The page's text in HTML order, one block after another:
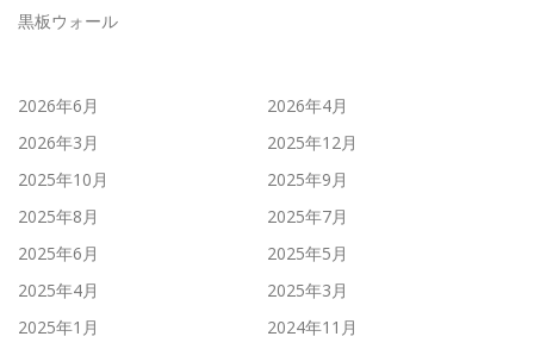
黒板ウォール
2026年6月
2026年4月
2026年3月
2025年12月
2025年10月
2025年9月
2025年8月
2025年7月
2025年6月
2025年5月
2025年4月
2025年3月
2025年1月
2024年11月